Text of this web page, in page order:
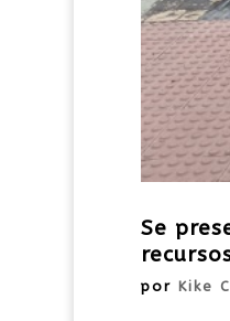
Se
por Kike